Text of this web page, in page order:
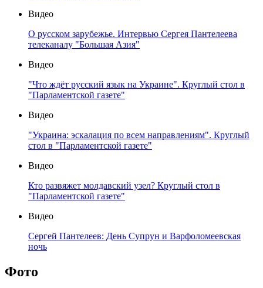
Видео
О русском зарубежье. Интервью Сергея Пантелеева
телеканалу "Большая Азия"
Видео
"Что ждёт русский язык на Украине". Круглый стол в
"Парламентской газете"
Видео
"Украина: эскалация по всем направлениям". Круглый
стол в "Парламентской газете"
Видео
Кто развяжет молдавский узел? Круглый стол в
"Парламентской газете"
Видео
Сергей Пантелеев: День Супрун и Варфоломеевская
ночь
Фото